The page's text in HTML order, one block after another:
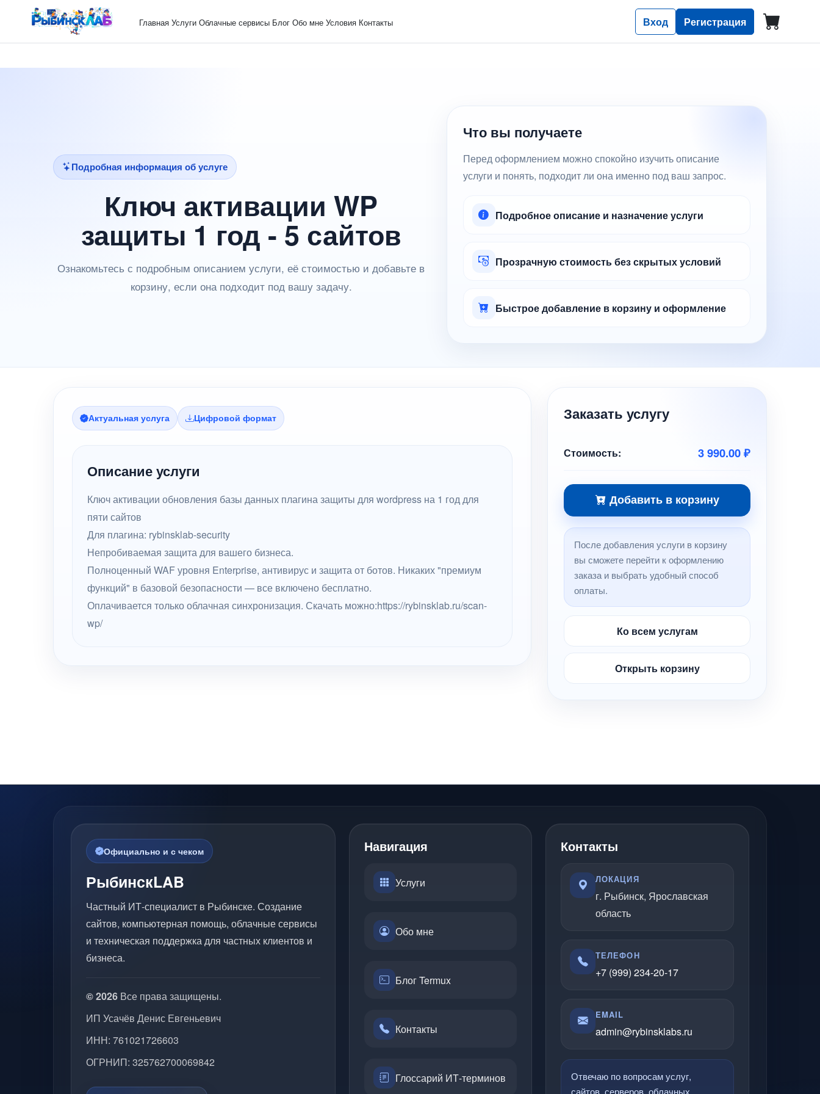
Главная Услуги Облачные сервисы Блог Обо мне Условия Контакты Вход Регистрация
Подробная информация об услуге
Ключ активации WP
защиты 1 год - 5 сайтов
Ознакомьтесь с подробным описанием услуги, её стоимостью и добавьте в
корзину, если она подходит под вашу задачу.
Что вы получаете
Перед оформлением можно спокойно изучить описание
услуги и понять, подходит ли она именно под ваш запрос.
Подробное описание и назначение услуги
Прозрачную стоимость без скрытых условий
Быстрое добавление в корзину и оформление
Актуальная услуга Цифровой формат
Описание услуги
Ключ активации обновления базы данных плагина защиты для wordpress на 1 год для
пяти сайтов
Для плагина: rybinsklab-security
Непробиваемая защита для вашего бизнеса.
Полноценный WAF уровня Enterprise, антивирус и защита от ботов. Никаких "премиум
функций" в базовой безопасности — все включено бесплатно.
Оплачивается только облачная синхронизация. Скачать можно:https://rybinsklab.ru/scan-
wp/
Заказать услугу
Стоимость: 3 990.00 ₽
Добавить в корзину
После добавления услуги в корзину
вы сможете перейти к оформлению
заказа и выбрать удобный способ
оплаты.
Ко всем услугам
Открыть корзину
Официально и с чеком
РыбинскLAB
Частный ИТ-специалист в Рыбинске. Создание
сайтов, компьютерная помощь, облачные сервисы
и техническая поддержка для частных клиентов и
бизнеса.
© 2026 Все права защищены.
ИП Усачёв Денис Евгеньевич
ИНН: 761021726603
ОГРНИП: 325762700069842
Навигация
Услуги
Обо мне
Блог Termux
Контакты
Глоссарий ИТ-терминов
Контакты
ЛОКАЦИЯ
г. Рыбинск, Ярославская
область
ТЕЛЕФОН
+7 (999) 234-20-17
EMAIL
admin@rybinsklabs.ru
Отвечаю по вопросам услуг,
сайтов, серверов, облачных